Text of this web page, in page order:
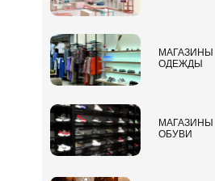
МАГАЗИНЫ
ОДЕЖДЫ
МАГАЗИНЫ
ОБУВИ